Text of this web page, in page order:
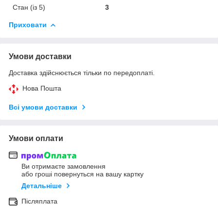
Стан (із 5)
3
Приховати
Умови доставки
Доставка здійснюється тільки по передоплаті.
Нова Пошта
Всі умови доставки
Умови оплати
Ви отримаєте замовлення
або гроші повернуться на вашу картку
Детальніше
Післяплата